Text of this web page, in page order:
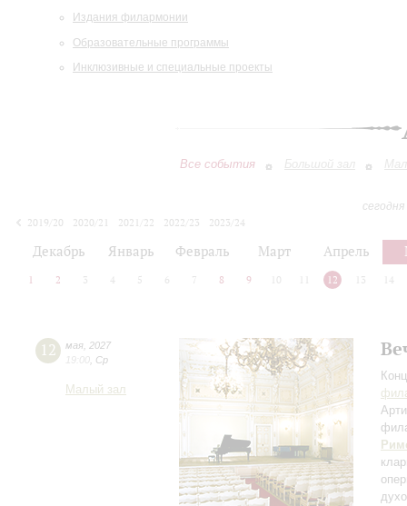
Издания филармонии
Образовательные программы
Инклюзивные и специальные проекты
Все события Большой зал
2019/20
2020/21 2021/22 2022/23
2023/24
Декабрь Январь Февраль Март Апрель
1 2 3 4 5 6 7 8 9 10 12 13 14
12 мая 2027
19:00 Ср
Малый зал